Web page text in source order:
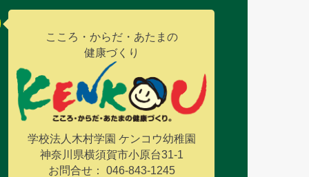
こころ・からだ・あたまの
健康づくり
学校法人木村学園 ケンコウ幼稚園
神奈川県横須賀市小原台31-1
お問合せ： 046-843-1245